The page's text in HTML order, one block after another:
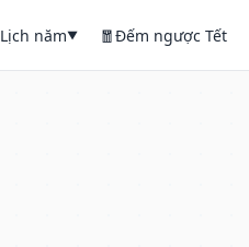
Lịch năm▼ 🧧Đếm ngược Tết